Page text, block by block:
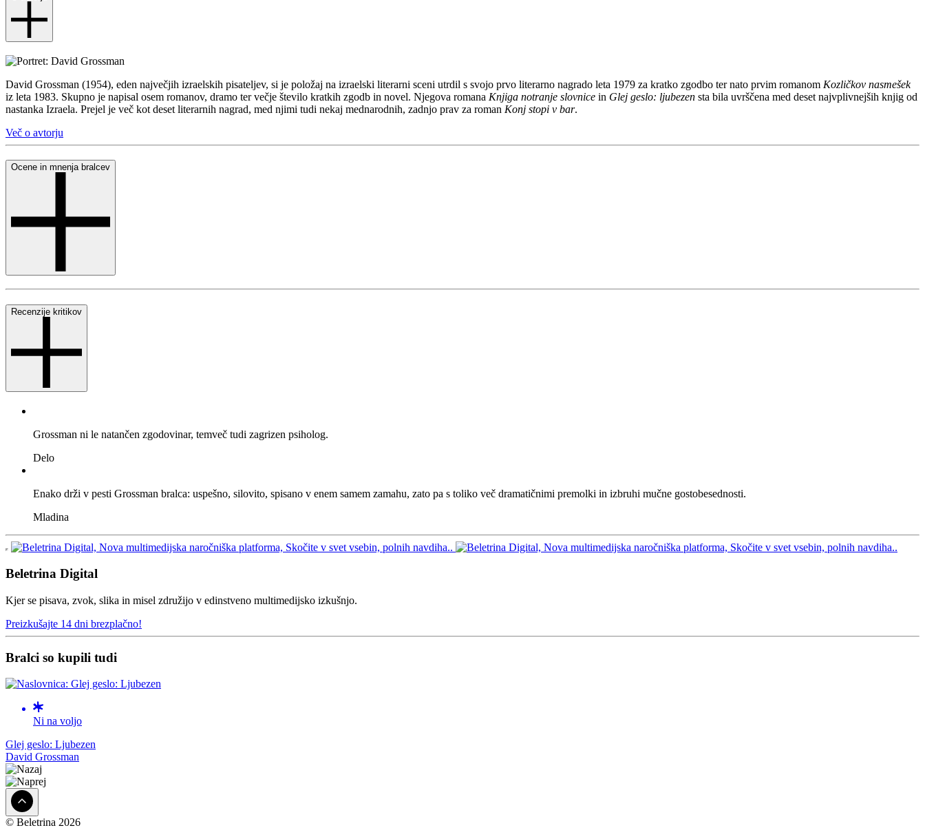
David Grossman (1954), eden največjih izraelskih pisateljev, si je položaj na izraelski literarni sceni utrdil s svojo prvo literarno nagrado leta 1979 za kratko zgodbo ter nato prvim romanom Kozličkov nasmešek
iz leta 1983. Skupno je napisal osem romanov, dramo ter večje število kratkih zgodb in novel. Njegova romana Knjiga notranje slovnice in Glej geslo: ljubezen sta bila uvrščena med deset najvplivnejših knjig od
nastanka Izraela. Prejel je več kot deset literarnih nagrad, med njimi tudi nekaj mednarodnih, zadnjo prav za roman Konj stopi v bar.
Več o avtorju
Ocene in mnenja bralcev
Recenzije kritikov
Grossman ni le natančen zgodovinar, temveč tudi zagrizen psiholog.
Delo
Enako drži v pesti Grossman bralca: uspešno, silovito, spisano v enem samem zamahu, zato pa s toliko več dramatičnimi premolki in izbruhi mučne gostobesednosti.
Mladina
Beletrina Digital
Kjer se pisava, zvok, slika in misel združijo v edinstveno multimedijsko izkušnjo.
Preizkušajte 14 dni brezplačno!
Bralci so kupili tudi
Ni na voljo
Glej geslo: Ljubezen
David Grossman
© Beletrina 2026